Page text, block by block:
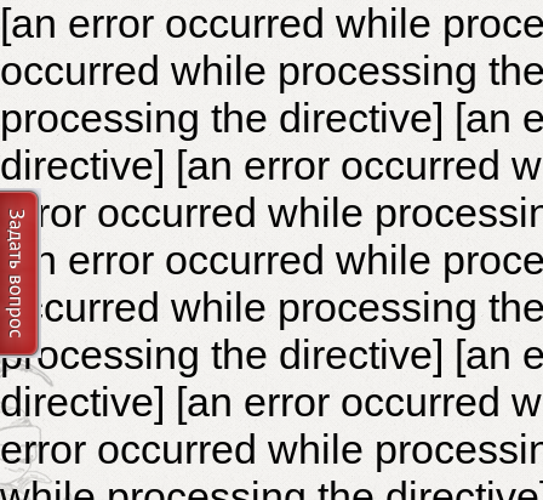
[an error occurred while
occurred while processing
processing the directive] [an
directive] [an error occurred
error occurred while
[an error occurred while
occurred while processing
processing the directive] [an
directive] [an error occurred
error occurred while